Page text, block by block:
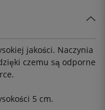
jakości. Naczynia
czemu są odporne
5 cm.